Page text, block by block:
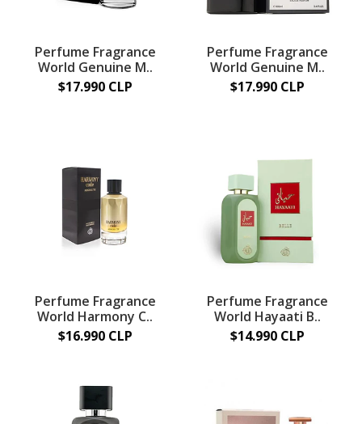
Perfume Fragrance
World Genuine M..
$17.990 CLP
Perfume Fragrance
World Genuine M..
$17.990 CLP
Perfume Fragrance
World Harmony C..
$16.990 CLP
Perfume Fragrance
World Hayaati B..
$14.990 CLP